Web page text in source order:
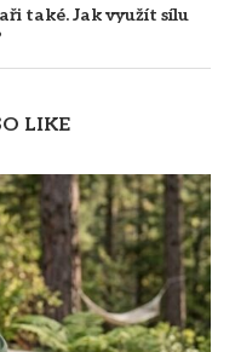
také. Jak využít sílu
LIKE